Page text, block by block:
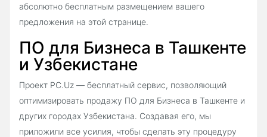
абсолютно бесплатным размещением вашего
предложения на этой странице.
ПО для Бизнеса в Ташкенте
и Узбекистане
Проект PC.Uz — бесплатный сервис, позволяющий
оптимизировать продажу ПО для Бизнеса в Ташкенте и
других городах Узбекистана. Создавая его, мы
приложили все усилия, чтобы сделать эту процедуру